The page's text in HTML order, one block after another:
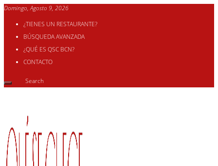
Domingo, Agosto 9, 2026
¿TIENES UN RESTAURANTE?
BÚSQUEDA AVANZADA
¿QUÉ ES QSC BCN?
CONTACTO